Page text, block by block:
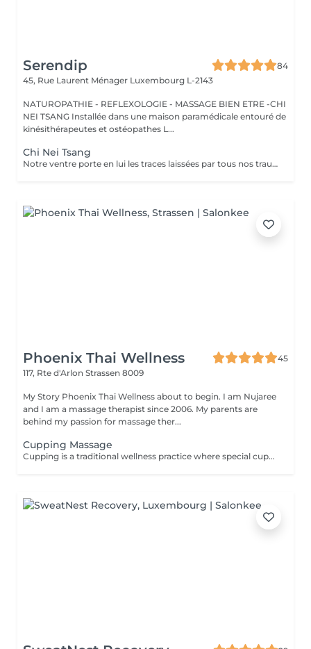
Serendip
84
45, Rue Laurent Ménager Luxembourg L-2143
NATUROPATHIE - REFLEXOLOGIE - MASSAGE BIEN ETRE -CHI
NEI TSANG Installée dans une maison paramédicale entouré de
kinésithérapeutes et ostéopathes L...
Chi Nei Tsang
Notre ventre porte en lui les traces laissées par tous nos traumatismes et nos secrets les plus intimes. Le Chi Nei Tsang, branche du Qi Gong, consiste justement à masser en profondeur l'abdomen pour y libérer les énergies négatives." L'objectif de ce massage ? Libérer les blocages énergétiques, réduire les tensions et favoriser la circulation de l'énergie vitale, ou "chi", dans le corps. En médecine traditionnelle chinoise, le ventre est vu comme l'organe du pur et de l'impur, ce qui peut créer des blocages énergétiques. Cette méthode permet d'améliorer le bien-être général de notre corps et de notre esprit par la stimulation de points d'énergie. En plus d'agir sur les émotions, le massage peut également aider à détendre les muscles et à soulager les troubles digestifs comme les ballonnements, la constipation, les douleurs abdominales, Ne convient pas aux femme enceintes
Phoenix Thai Wellness
45
117, Rte d'Arlon Strassen 8009
My Story Phoenix Thai Wellness about to begin. I am Nujaree
and I am a massage therapist since 2006. My parents are
behind my passion for massage ther...
Cupping Massage
Cupping is a traditional wellness practice where special cups are placed on the skin for a few minutes to create a gentle suction. This technique is designed to help release tension, promote deep relaxation, and enhance overall well-being, serving as a wonderful complement to a deep-tissue massage experience.